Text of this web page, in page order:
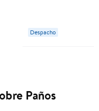
Despacho
Paños